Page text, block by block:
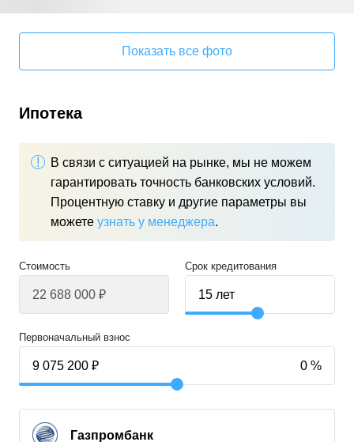
Показать все фото
Ипотека
В связи с ситуацией на рынке, мы не можем
гарантировать точность банковских условий.
Процентную ставку и другие параметры вы
можете узнать у менеджера.
Стоимость
Первоначальный взнос
Срок кредитования
Газпромбанк